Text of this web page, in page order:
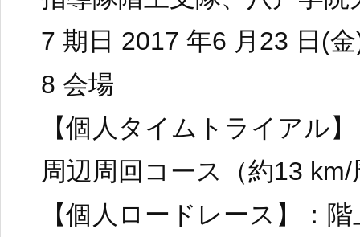
7 期日 2017 年6 月23 日(
8 会場
【個人タイムトライアル
周辺周回コース（約13 km/
【個人ロードレース】：